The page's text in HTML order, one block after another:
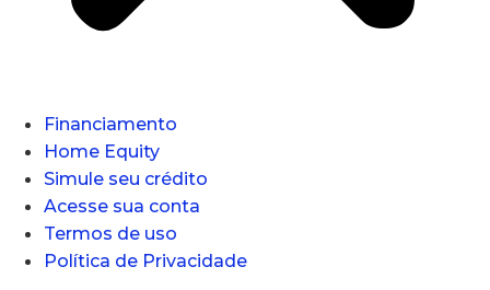
Financiamento
Home Equity
Simule seu crédito
Acesse sua conta
Termos de uso
Política de Privacidade